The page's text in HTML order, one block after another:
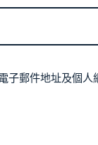
子郵件地址及個